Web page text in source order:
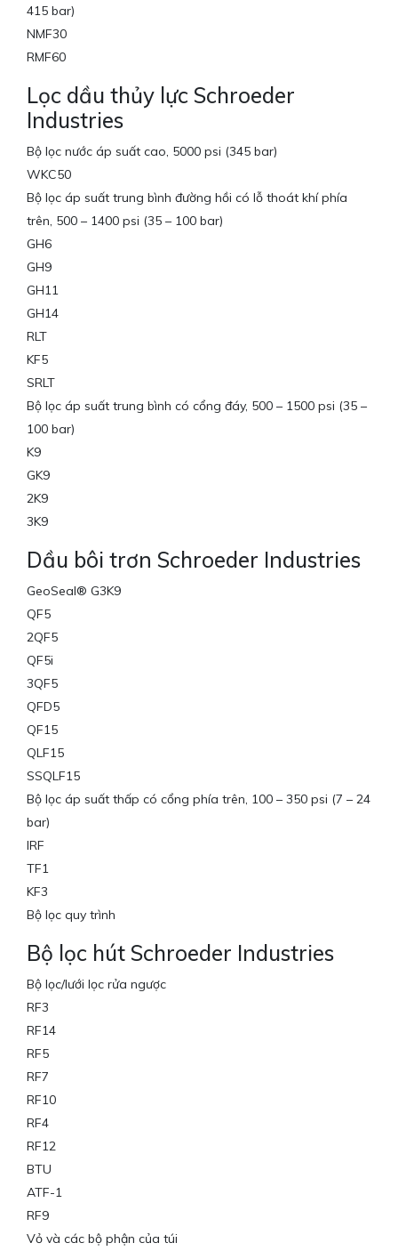
415 bar)
NMF30
RMF60
Lọc dầu thủy lực Schroeder
Industries
Bộ lọc nước áp suất cao, 5000 psi (345 bar)
WKC50
Bộ lọc áp suất trung bình đường hồi có lỗ thoát khí phía
trên, 500 – 1400 psi (35 – 100 bar)
GH6
GH9
GH11
GH14
RLT
KF5
SRLT
Bộ lọc áp suất trung bình có cổng đáy, 500 – 1500 psi (35 –
100 bar)
K9
GK9
2K9
3K9
Dầu bôi trơn Schroeder Industries
GeoSeal® G3K9
QF5
2QF5
QF5i
3QF5
QFD5
QF15
QLF15
SSQLF15
Bộ lọc áp suất thấp có cổng phía trên, 100 – 350 psi (7 – 24
bar)
IRF
TF1
KF3
Bộ lọc quy trình
Bộ lọc hút Schroeder Industries
Bộ lọc/lưới lọc rửa ngược
RF3
RF14
RF5
RF7
RF10
RF4
RF12
BTU
ATF-1
RF9
Vỏ và các bộ phận của túi